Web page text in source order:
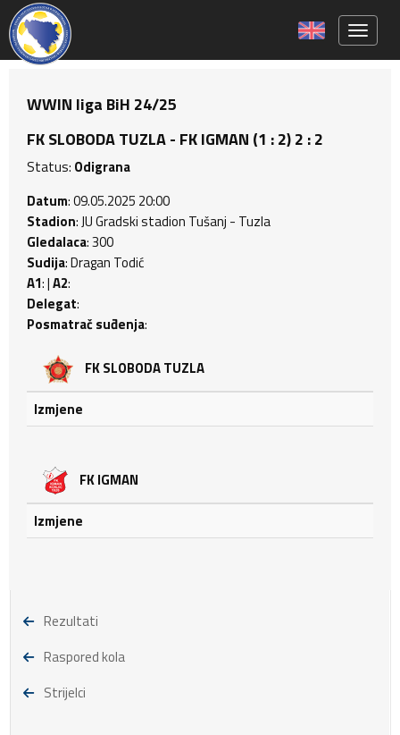
WWIN liga BiH 24/25
FK SLOBODA TUZLA - FK IGMAN (1 : 2) 2 : 2
Status: Odigrana
Datum: 09.05.2025 20:00
Stadion: JU Gradski stadion Tušanj - Tuzla
Gledalaca: 300
Sudija: Dragan Todić
A1: |A2:
Delegat:
Posmatrač suđenja:
FK SLOBODA TUZLA
Izmjene
FK IGMAN
Izmjene
Rezultati
Raspored kola
Strijelci